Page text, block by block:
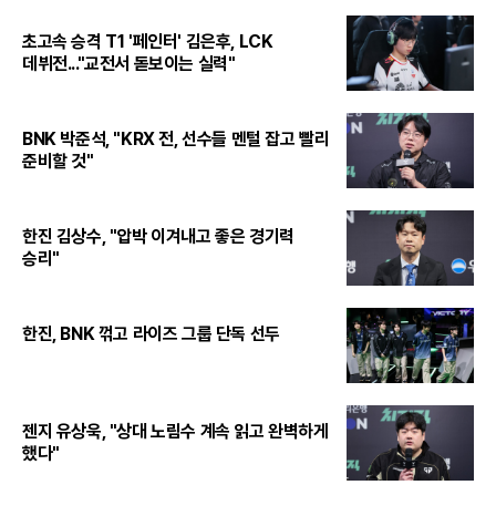
초고속 승격 T1 '페인터' 김은후, LCK
데뷔전..."교전서 돋보이는 실력"
BNK 박준석, "KRX 전, 선수들 멘털 잡고 빨리
준비할 것"
한진 김상수, "압박 이겨내고 좋은 경기력
승리"
한진, BNK 꺾고 라이즈 그룹 단독 선두
젠지 유상욱, "상대 노림수 계속 읽고 완벽하게
했다"